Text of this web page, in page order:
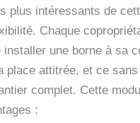
plus intéressants de
Chaque
une borne à sa
place attitrée, et ce
complet. Cette
: